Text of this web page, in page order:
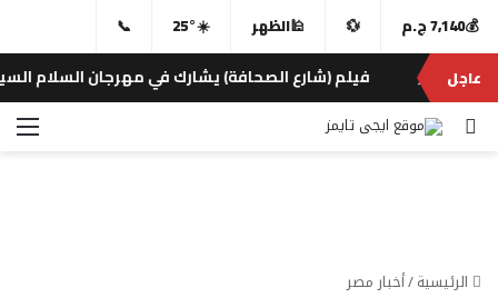
💰7,140 ج.م 💱
🕌الظهر ☀️
25°
📞
عاجل
فيلم (شارع الصحافة) يشارك في مهرجان السلام السينمائي
بحث عن
الرئيسية/أخبار مصر